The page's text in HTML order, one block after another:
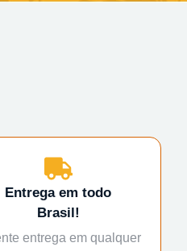
Entrega em todo
Brasil!
entrega em qualquer